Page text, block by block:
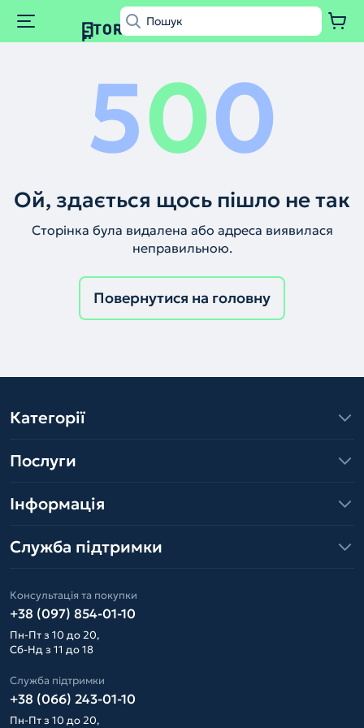
500
Ой, здається щось пішло не так
Сторінка була видалена або адреса виявилася
неправильною.
Повернутися на головну
Категорії
Послуги
Інформація
Служба підтримки
Консультація та покупки
+38 (097) 854-01-10
Пн-Пт з 10 до 20,
Сб-Нд з 11 до 18
Служба підтримки
+38 (066) 243-01-10
Пн-Пт з 10 до 20,